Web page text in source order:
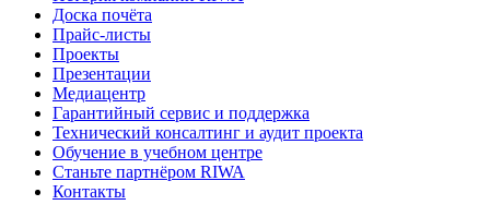
Доска почёта
Прайс-листы
Проекты
Презентации
Медиацентр
Гарантийный сервис и поддержка
Технический консалтинг и аудит проекта
Обучение в учебном центре
Станьте партнёром RIWA
Контакты